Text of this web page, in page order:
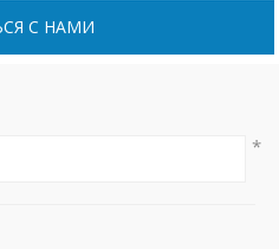
С НАМИ
*